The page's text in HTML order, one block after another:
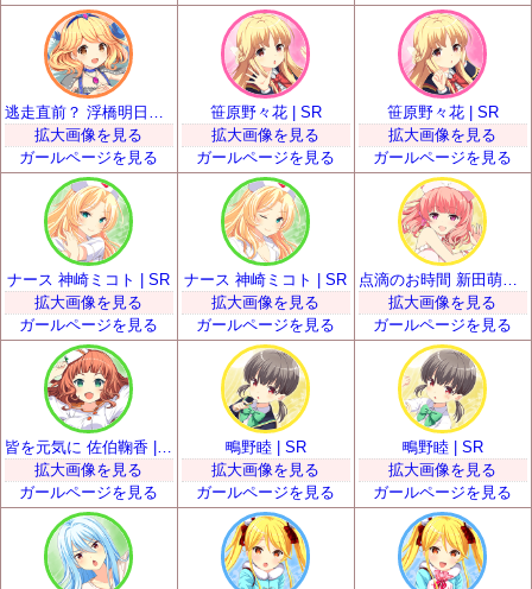
拡大画像を見る
ガールページを見る
笹原野々花 | SR
拡大画像を見る
ガールページを見る
笹原野々花 | SR
拡大画像を見る
ガールページを見る
ナース 神崎ミコト | SR
拡大画像を見る
ガールページを見る
ナース 神崎ミコト | SR
拡大画像を見る
ガールページを見る
点滴のお時間 新田萌果 | SR
拡大画像を見る
ガールページを見る
拡大画像を見る
ガールページを見る
鴫野睦 | SR
拡大画像を見る
ガールページを見る
鴫野睦 | SR
拡大画像を見る
ガールページを見る